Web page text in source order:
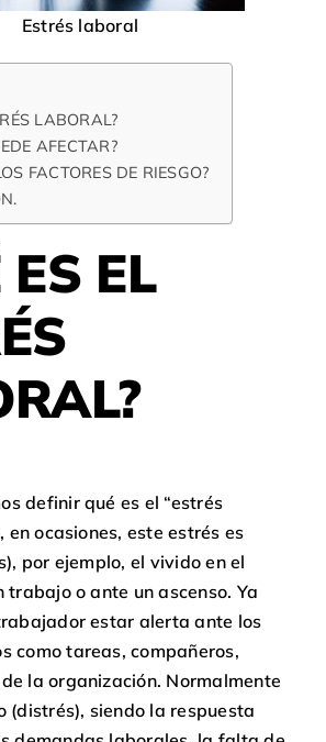
Estrés laboral
LABORAL?
AFECTAR?
FACTORES DE RIESGO?
ES EL
definir qué es el “estrés
en ocasiones, este estrés es
por ejemplo, el vivido en el
trabajo o ante un ascenso. Ya
estar alerta ante los
como tareas, compañeros,
la organización. Normalmente
(distrés), siendo la respuesta